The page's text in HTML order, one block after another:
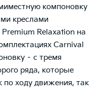
компоновку
креслами
Relaxation на
Carnival
– с тремя
ряда, которые
по ходу движения, так